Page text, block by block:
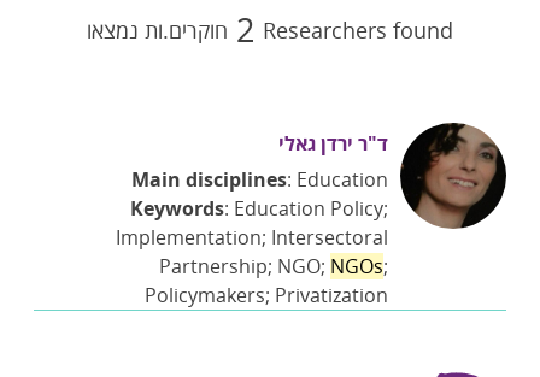
Researchers found
2 חוקרים.ות נמצאו
ד"ר ירדן גאלי
Main disciplines: Education
Keywords: Education Policy;
Implementation; Intersectoral
Partnership; NGO; NGOs;
Policymakers; Privatization